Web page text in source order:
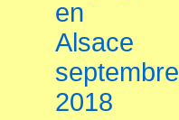
en
Alsace
septembre
2018